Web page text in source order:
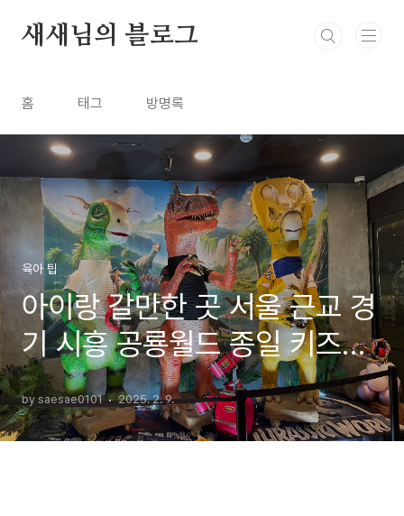
새새님의 블로그
홈 태그 방명록
육아 팁
아이랑 갈만한 곳 서울 근교 경
기 시흥 공룡월드 종일 키즈카
페
by saesae0101 2025. 2. 9.